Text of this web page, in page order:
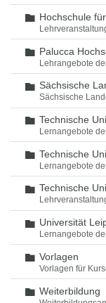
Ordner
Hochschule
Ordner
Palucca
Lehrangebote
Ordner
Sächsische
Sächsische
Ordner
Technische
Lernangebote
Ordner
Technische
Lernangebote
Ordner
Technische
Ordner
Universität
Lernangebote
Ordner
Vorlagen
Vorlagen für
Ordner
Weiterbildung